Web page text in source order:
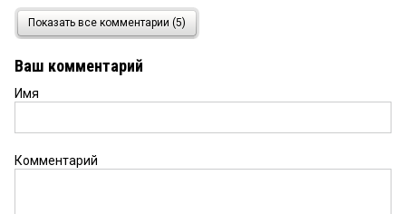
9 июня 2026 в 13:14:
Всё как всегда, а ведь можно было бы сделать
передать их на исполнение в комитет
министерство безопасности, который одно время
всех других заместителей, всех министерств
сократить, а также сократить остальных замов
до одного у каждого министра, включая
Показать все комментарии (5)
Ваш комментарий
Имя
Комментарий